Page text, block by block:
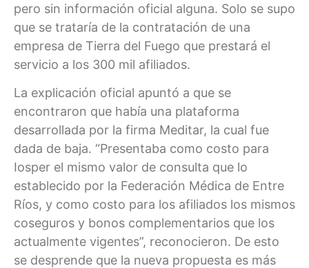
pero sin información oficial alguna. Solo se supo
que se trataría de la contratación de una
empresa de Tierra del Fuego que prestará el
servicio a los 300 mil afiliados.
La explicación oficial apuntó a que se
encontraron que había una plataforma
desarrollada por la firma Meditar, la cual fue
dada de baja. “Presentaba como costo para
Iosper el mismo valor de consulta que lo
establecido por la Federación Médica de Entre
Ríos, y como costo para los afiliados los mismos
coseguros y bonos complementarios que los
actualmente vigentes”, reconocieron. De esto
se desprende que la nueva propuesta es más